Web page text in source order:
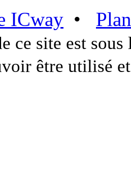
ICway •
ce site est
être utilisé